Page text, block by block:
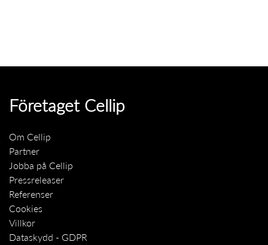
Företaget Cellip
Om Cellip
Partner
Jobba på Cellip
Pressreleaser
Referenser
Cookies
Villkor
Dataskydd - GDPR